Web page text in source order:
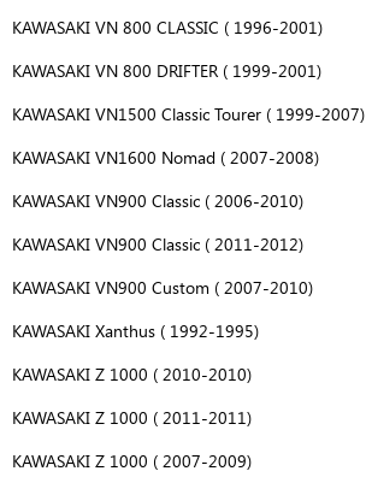
KAWASAKI VN 800 CLASSIC ( 1996-2001)
KAWASAKI VN 800 DRIFTER ( 1999-2001)
KAWASAKI VN1500 Classic Tourer ( 1999-2007)
KAWASAKI VN1600 Nomad ( 2007-2008)
KAWASAKI VN900 Classic ( 2006-2010)
KAWASAKI VN900 Classic ( 2011-2012)
KAWASAKI VN900 Custom ( 2007-2010)
KAWASAKI Xanthus ( 1992-1995)
KAWASAKI Z 1000 ( 2010-2010)
KAWASAKI Z 1000 ( 2011-2011)
KAWASAKI Z 1000 ( 2007-2009)